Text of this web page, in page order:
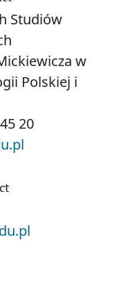
Studiów
w
Polskiej i
20